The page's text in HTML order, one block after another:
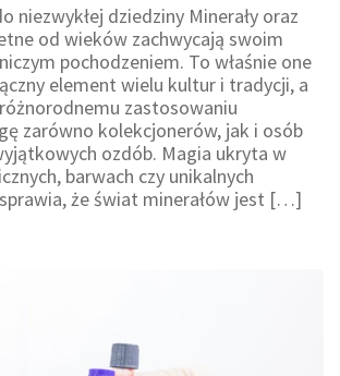
niezwykłej dziedziny Minerały oraz
od wieków zachwycają swoim
pochodzeniem. To właśnie one
element wielu kultur i tradycji, a
zastosowaniu
zarówno kolekcjonerów, jak i osób
ozdób. Magia ukryta w
barwach czy unikalnych
że świat minerałów jest […]